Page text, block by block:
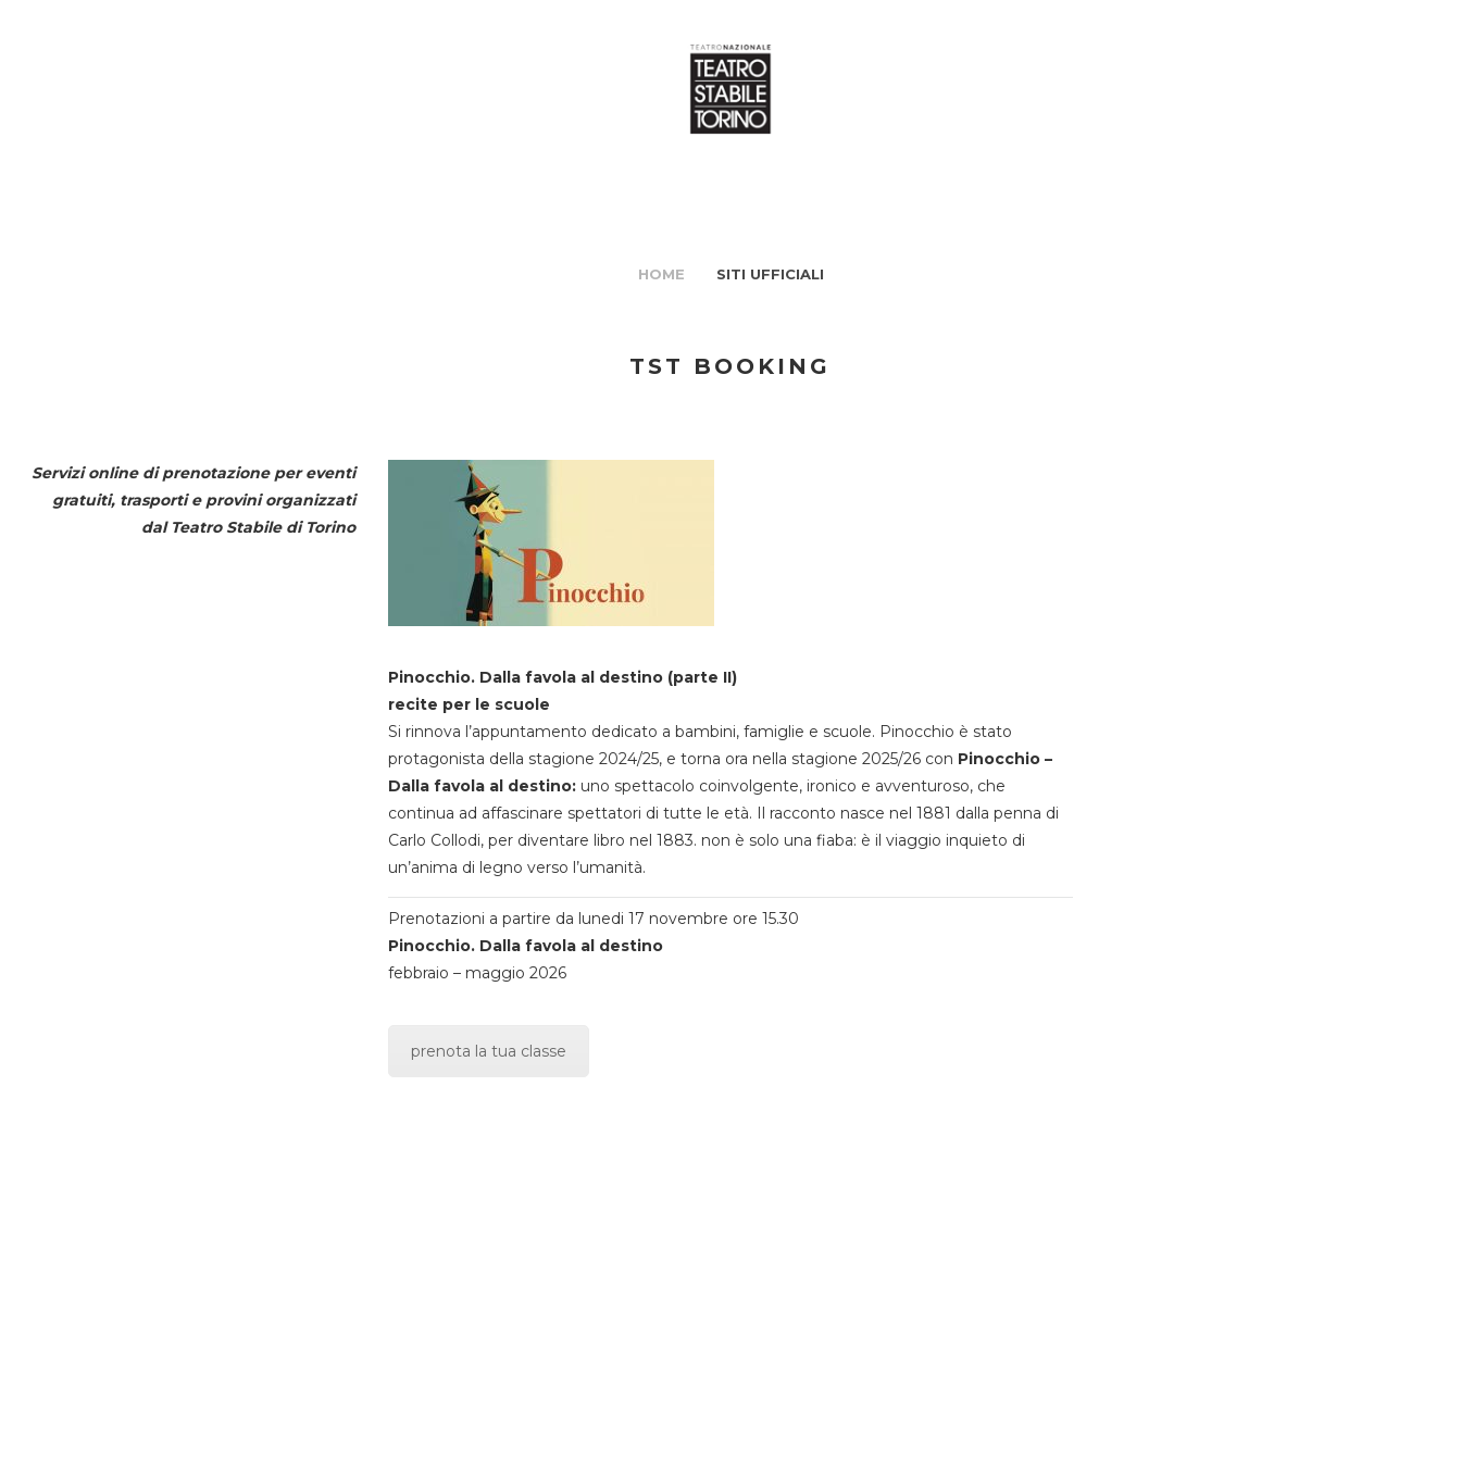
HOME SITI UFFICIALI
TST BOOKING
Servizi online di prenotazione per eventi
gratuiti, trasporti e provini organizzati
dal Teatro Stabile di Torino
Pinocchio. Dalla favola al destino (parte II)
recite per le scuole
Si rinnova l’appuntamento dedicato a bambini, famiglie e scuole. Pinocchio è stato
protagonista della stagione 2024/25, e torna ora nella stagione 2025/26 con Pinocchio –
Dalla favola al destino:uno spettacolo coinvolgente, ironico e avventuroso, che
continua ad affascinare spettatori di tutte le età. Il racconto nasce nel 1881 dalla penna di
Carlo Collodi, per diventare libro nel 1883. non è solo una fiaba: è il viaggio inquieto di
un’anima di legno verso l’umanità.
Prenotazioni a partire da lunedi 17 novembre ore 15.30
Pinocchio. Dalla favola al destino
febbraio – maggio 2026
prenota la tua classe